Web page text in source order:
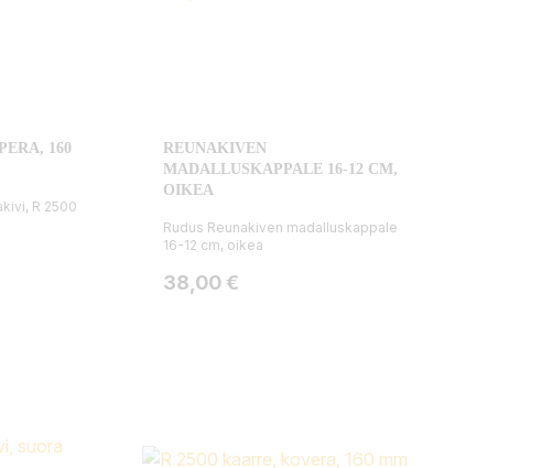
160
R 2500
REUNAKIVEN
MADALLUSKAPPALE 16-12 CM,
OIKEA
Rudus Reunakiven madalluskappale
16-12 cm, oikea
Hinta
38,00 €